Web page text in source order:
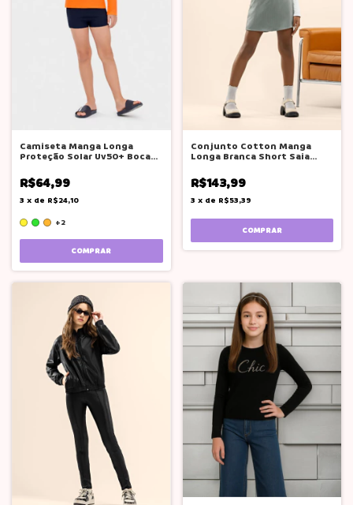
Camiseta Manga Longa
Proteção Solar Uv50+ Boca
R$64,99
3 x de R$24,10
+2
COMPRAR
Conjunto Cotton Manga
Longa Branca Short Saia
R$143,99
3 x de R$53,39
COMPRAR